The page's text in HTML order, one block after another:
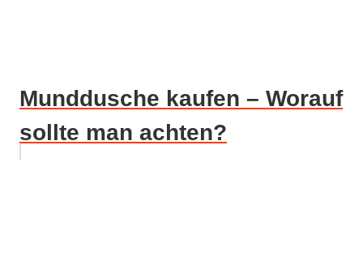
Munddusche kaufen – Worauf
sollte man achten?